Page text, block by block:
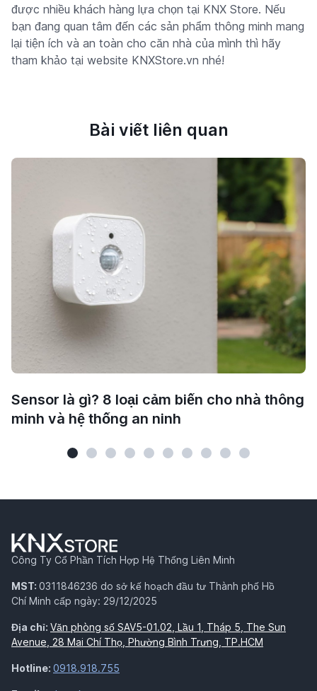
được nhiều khách hàng lựa chọn tại KNX Store. Nếu
bạn đang quan tâm đến các sản phẩm thông minh mang
lại tiện ích và an toàn cho căn nhà của mình thì hãy
tham khảo tại website KNXStore.vn nhé!
Bài viết liên quan
Sensor là gì? 8 loại cảm biến cho nhà thông
minh và hệ thống an ninh
Công Ty Cổ Phần Tích Hợp Hệ Thống Liên Minh
MST: 0311846236 do sở kế hoạch đầu tư Thành phố Hồ
Chí Minh cấp ngày: 29/12/2025
Địa chỉ: Văn phòng số SAV5-01.02, Lầu 1, Tháp 5, The Sun
Avenue, 28 Mai Chí Thọ, Phường Bình Trưng, TP.HCM
Hotline: 0918.918.755